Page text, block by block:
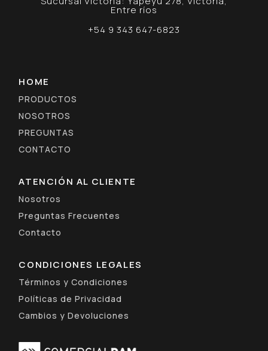
Entre ríos
+54 9 343 647-6823
HOME
PRODUCTOS
NOSOTROS
PREGUNTAS
CONTACTO
ATENCIÓN AL CLIENTE
Nosotros
Preguntas Frecuentes
Contacto
CONDICIONES LEGALES
Términos y Condiciones
Políticas de Privacidad
Cambios y Devoluciones